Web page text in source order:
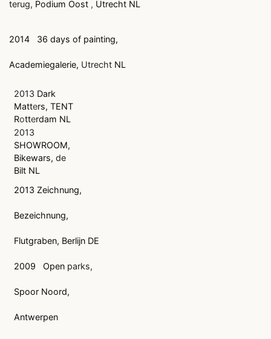
terug, Podium Oost , Utrecht NL
2014 36 days of painting,
Academiegalerie, Utrecht NL
2013 Dark
Matters, TENT
Rotterdam NL
2013
SHOWROOM,
Bikewars, de
Bilt NL
2013 Zeichnung,
Bezeichnung,
Flutgraben, Berlijn DE
2009 Open parks,
Spoor Noord,
Antwerpen